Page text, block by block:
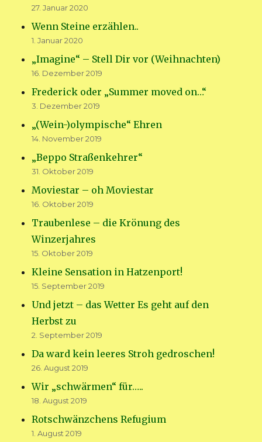
27. Januar 2020
Wenn Steine erzählen..
1. Januar 2020
„Imagine“ – Stell Dir vor (Weihnachten)
16. Dezember 2019
Frederick oder „Summer moved on…“
3. Dezember 2019
„(Wein-)olympische“ Ehren
14. November 2019
„Beppo Straßenkehrer“
31. Oktober 2019
Moviestar – oh Moviestar
16. Oktober 2019
Traubenlese – die Krönung des
Winzerjahres
15. Oktober 2019
Kleine Sensation in Hatzenport!
15. September 2019
Und jetzt – das Wetter Es geht auf den
Herbst zu
2. September 2019
Da ward kein leeres Stroh gedroschen!
26. August 2019
Wir „schwärmen“ für…..
18. August 2019
Rotschwänzchens Refugium
1. August 2019